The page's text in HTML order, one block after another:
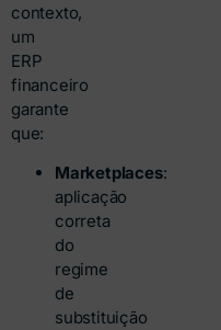
contexto,
um
ERP
financeiro
garante
que:
Marketplaces:
aplicação
correta
do
regime
de
substituição